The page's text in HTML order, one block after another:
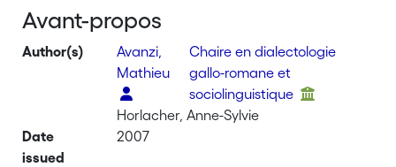
Avant-propos
Author(s)
Avanzi,
Mathieu
Chaire en dialectologie
gallo-romane et
sociolinguistique
Horlacher, Anne-Sylvie
Date
issued
2007